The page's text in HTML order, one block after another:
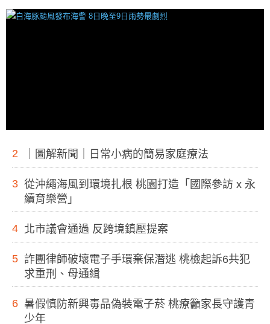
2 ｜圖解新聞｜日常小病的簡易家庭療法
3 從沖繩海風到環境扎根 桃園打造「國際參訪 x 永
續育樂營」
4 北市議會通過 反跨境鎮壓提案
5 詐團律師破壞電子手環棄保潛逃 桃檢起訴6共犯
求重刑、母通緝
6 暑假慎防新興毒品偽裝電子菸 桃療籲家長守護青
少年